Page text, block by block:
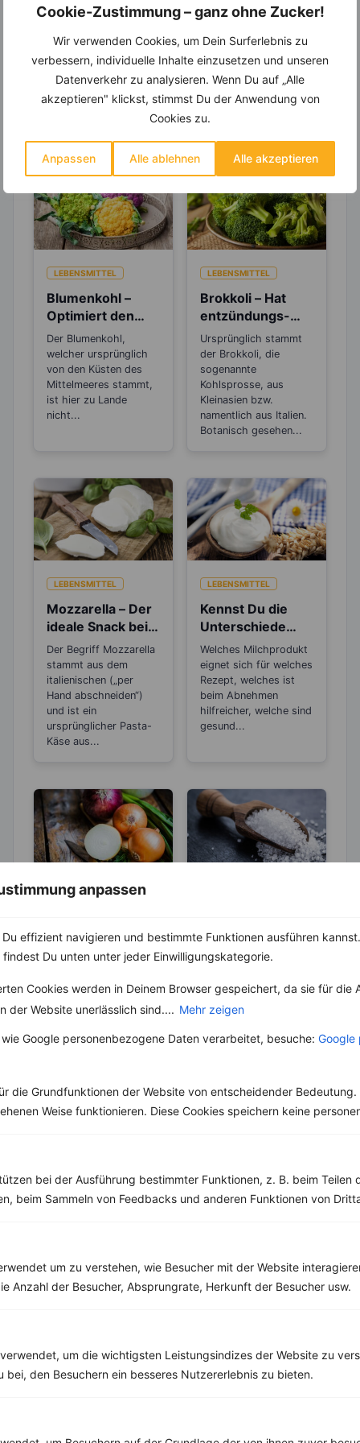
Cookie-Zustimmung – ganz ohne Zucker!
Wir verwenden Cookies, um Dein Surferlebnis zu
verbessern, individuelle Inhalte einzusetzen und unseren
Datenverkehr zu analysieren. Wenn Du auf „Alle
akzeptieren" klickst, stimmst Du der Anwendung von
Cookies zu.
Anpassen Alle ablehnen Alle akzeptieren
anpassen
effizient navigieren und bestimmte Funktionen ausführen
Du unten unter jeder Einwilligungskategorie.
Cookies werden in Deinem Browser gespeichert, da sie für die
der Website unerlässlich sind.... Mehr zeigen
Google personenbezogene Daten verarbeitet, besuche: Google
die Grundfunktionen der Website von entscheidender Bedeutung.
Weise funktionieren. Diese Cookies speichern keine
bei der Ausführung bestimmter Funktionen, z. B. beim Teilen
beim Sammeln von Feedbacks und anderen Funktionen von
um zu verstehen, wie Besucher mit der Website
Anzahl der Besucher, Absprungrate, Herkunft der Besucher usw.
um die wichtigsten Leistungsindizes der Website zu
bei, den Besuchern ein besseres Nutzererlebnis zu bieten.
um Deine Ernährung optimal zu gestalten.
Erfahre mehr über die Zutaten
dieses Rezepts
LEBENSMITTEL
Blumenkohl –
Optimiert den
pH-Wert im Blut
und schützt vor
Übersäuerung
Der Blumenkohl,
welcher ursprünglich
von den Küsten des
Mittelmeeres stammt,
ist hier zu Lande
nicht...
LEBENSMITTEL
Brokkoli – Hat
entzündungs-
und
krebshemmende
Wirkung
Ursprünglich stammt
der Brokkoli, die
sogenannte
Kohlsprosse, aus
Kleinasien bzw.
namentlich aus Italien.
Botanisch gesehen...
LEBENSMITTEL
Mozzarella – Der
ideale Snack beim
Abnehmen
Der Begriff Mozzarella
stammt aus dem
italienischen („per
Hand abschneiden“)
und ist ein
ursprünglicher Pasta-
Käse aus...
LEBENSMITTEL
Kennst Du die
Unterschiede
zwischen Sahne,
Saurer Sahne,
Creme Fraiche,
Schmand und
Co?
Welches Milchprodukt
eignet sich für welches
Rezept, welches ist
beim Abnehmen
hilfreicher, welche sind
gesund...
LEBENSMITTEL
Natürliches
Antibiotikum und
Heilmittel
Die Zwiebel ist eine
zu der Gattung Lauch.
Schon seit mehr als...
Salz – Die
Abnehmbremse
lebenswichtiger Stoff
und aus unserer Küche
denken. Der...
Eiweiß:38 g
Kohlehydrate:49 g
Rezepte mit 300 bis 400 kcal